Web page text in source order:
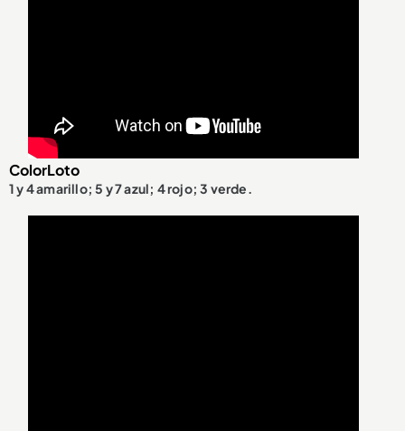
ColorLoto
1 y 4 amarillo; 5 y 7 azul; 4 rojo; 3 verde.